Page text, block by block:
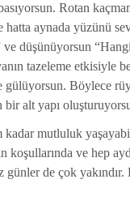
Rotan
hatta aynada yüzünü
düşünüyorsun
tazeleme etkisiyle
Böylece
alt yapı
kadar mutluluk
koşullarında ve hep
günler de çok